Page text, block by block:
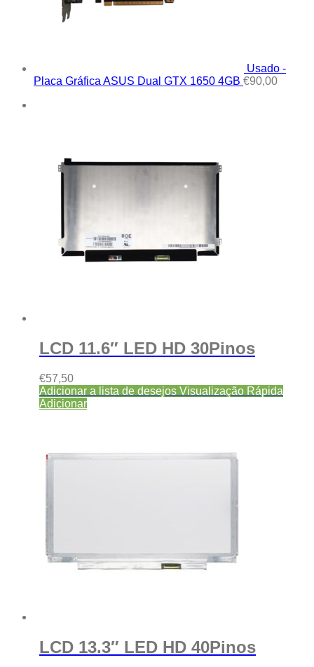
Usado -
Placa Gráfica ASUS Dual GTX 1650 4GB €90,00
LCD 11.6″ LED HD 30Pinos
€57,50
Adicionar a lista de desejos Visualização Rápida
Adicionar
LCD 13.3″ LED HD 40Pinos